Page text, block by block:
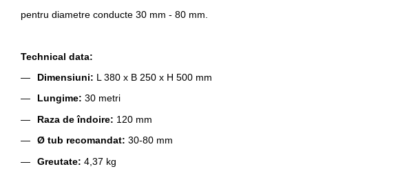
pentru diametre conducte 30 mm - 80 mm.
Technical data:
Dimensiuni: L 380 x B 250 x H 500 mm
Lungime: 30 metri
Raza de îndoire: 120 mm
Ø tub recomandat: 30-80 mm
Greutate: 4,37 kg